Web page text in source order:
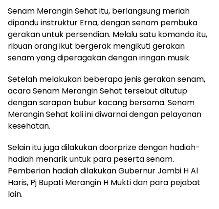
Senam Merangin Sehat itu, berlangsung meriah
dipandu instruktur Erna, dengan senam pembuka
gerakan untuk persendian. Melalu satu komando itu,
ribuan orang ikut bergerak mengikuti gerakan
senam yang diperagakan dengan iringan musik.
Setelah melakukan beberapa jenis gerakan senam,
acara Senam Merangin Sehat tersebut ditutup
dengan sarapan bubur kacang bersama. Senam
Merangin Sehat kali ini diwarnai dengan pelayanan
kesehatan.
Selain itu juga dilakukan doorprize dengan hadiah-
hadiah menarik untuk para peserta senam.
Pemberian hadiah dilakukan Gubernur Jambi H Al
Haris, Pj Bupati Merangin H Mukti dan para pejabat
lain.